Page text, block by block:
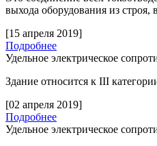
выхода оборудования из
[15 апреля 2019]
Подробнее
Удельное электрическое
Здание относится к III
[02 апреля 2019]
Подробнее
Удельное электрическое